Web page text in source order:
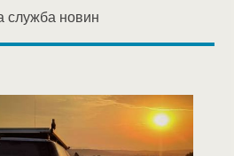
служба новин